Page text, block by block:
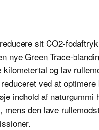
sit CO2-
nye Green Trace-
og lav
ved at optimere
indhold af naturgummi
mens den lave